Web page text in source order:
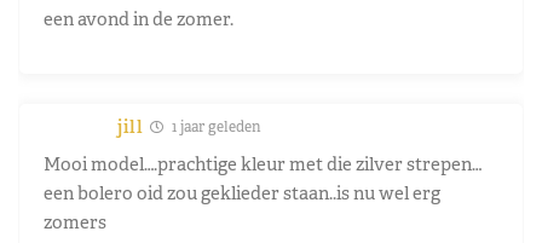
een avond in de zomer.
jill 1 jaar geleden
Mooi model….prachtige kleur met die zilver strepen…
een bolero oid zou geklieder staan..is nu wel erg
zomers